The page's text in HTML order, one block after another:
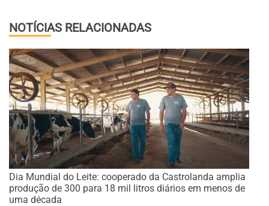
NOTÍCIAS RELACIONADAS
Dia Mundial do Leite: cooperado da Castrolanda amplia
produção de 300 para 18 mil litros diários em menos de
uma década